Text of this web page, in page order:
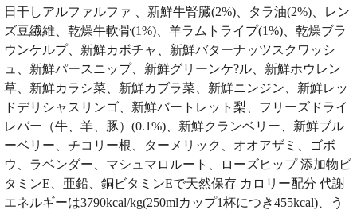
日干しアルファルファ 、新鮮牛腎臓(2%)、タラ油(2%)、レン
ズ豆繊維、乾燥牛軟骨(1%)、羊ラムトライプ(1%)、乾燥ブラ
ウンケルプ、新鮮カボチャ、新鮮バターナッツスクワッシ
ュ、新鮮パースニップ、新鮮グリーンケ?ル、新鮮ホウレン
草、新鮮カラシ菜、新鮮カブラ菜、新鮮ニンジン、新鮮レッ
ドデリシャスリンゴ、新鮮バートレット梨、フリーズドライ
レバー（牛、羊、豚）(0.1%)、新鮮クランベリー、新鮮ブル
ーベリー、チコリー根、ターメリック、オオアザミ、ゴボ
ウ、ラベンダー、マシュマロルート、ローズヒップ 添加物ビ
タミンE、亜鉛、銅ビタミンEで天然保存 カロリー配分 代謝
エネルギーは3790kcal/kg(250mlカップ1杯につき455kcal)、う